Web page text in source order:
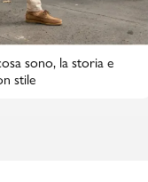
sono, la storia e
stile